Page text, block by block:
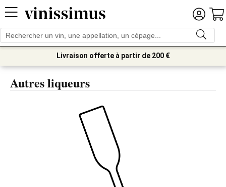
Livraison offerte à partir de 200 €
Autres liqueurs